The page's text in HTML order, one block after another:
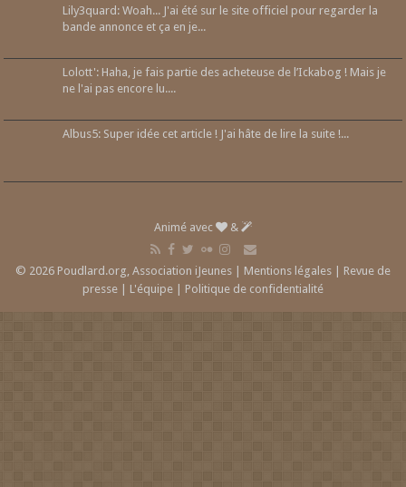
Lily3quard: Woah... J'ai été sur le site officiel pour regarder la
bande annonce et ça en je...
Lolott': Haha, je fais partie des acheteuse de l’Ickabog ! Mais je
ne l'ai pas encore lu....
Albus5: Super idée cet article ! J'ai hâte de lire la suite !...
Animé avec &
© 2026 Poudlard.org, Association iJeunes | Mentions légales | Revue de
presse | L'équipe | Politique de confidentialité